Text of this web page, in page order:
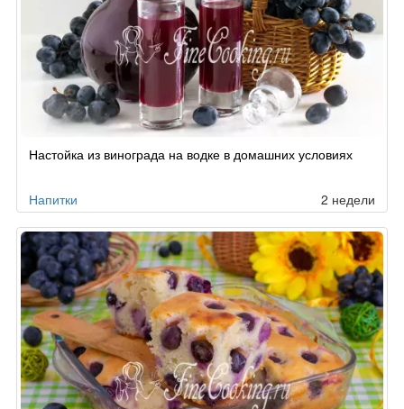
Настойка из винограда на водке в домашних условиях
Напитки 2 недели